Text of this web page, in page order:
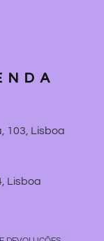
103, Lisboa
Lisboa